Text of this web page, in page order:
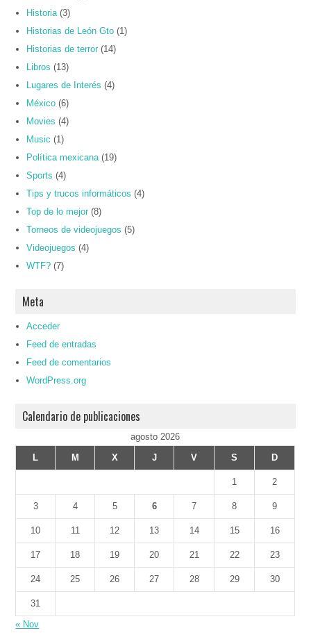
Historia (3)
Historias de León Gto (1)
Historias de terror (14)
Libros (13)
Lugares de Interés (4)
México (6)
Movies (4)
Music (1)
Política mexicana (19)
Sports (4)
Tips y trucos informáticos (4)
Top de lo mejor (8)
Torneos de videojuegos (5)
Videojuegos (4)
WTF? (7)
Meta
Acceder
Feed de entradas
Feed de comentarios
WordPress.org
Calendario de publicaciones
agosto 2026
L
M X J V S D
1 2
3 4 5 6 7 8 9
10 11 12 13 14 15 16
17 18 19 20 21 22 23
24 25 26 27 28 29 30
31
« Nov